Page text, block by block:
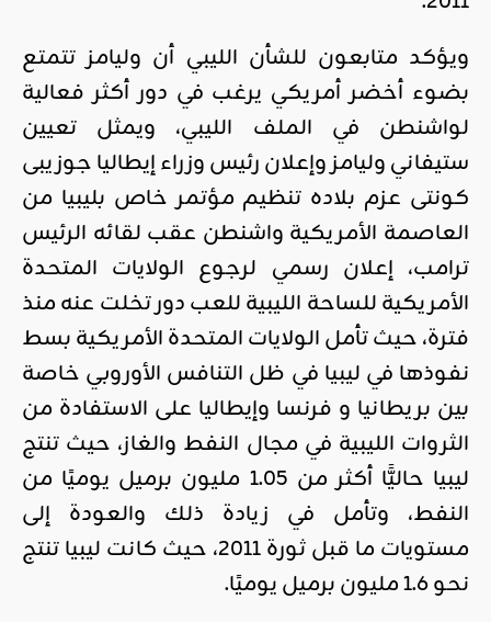
ويؤكد متابعون للشأن الليبي أن وليامز تتمتع
بضوء أخضر أمريكي يرغب في دور أكثر فعالية
لواشنطن في الملف الليبي، ويمثل تعيين
ستيفاني وليامز وإعلان رئيس وزراء إيطاليا جوزيبى
كونتى عزم بلاده تنظيم مؤتمر خاص بليبيا من
العاصمة الأمريكية واشنطن عقب لقائه الرئيس
ترامب، إعلان رسمي لرجوع الولايات المتحدة
الأمريكية للساحة الليبية للعب دور تخلت عنه منذ
فترة، حيث تأمل الولايات المتحدة الأمريكية بسط
نفوذها في ليبيا في ظل التنافس الأوروبي خاصة
بين بريطانيا و فرنسا وإيطاليا على الاستفادة من
الثروات الليبية في مجال النفط والغاز، حيث تنتج
ليبيا حاليًّا أكثر من 1.05 مليون برميل يوميًا من
النفط، وتأمل في زيادة ذلك والعودة إلى
مستويات ما قبل ثورة 2011، حيث كانت ليبيا تنتج
نحو 1.6 مليون برميل يوميًا.